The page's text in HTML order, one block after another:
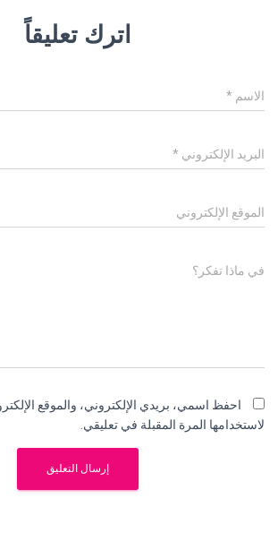
اترك تعليقاً
الاسم *
البريد الإلكتروني *
الموقع الإلكتروني
في ماذا تفكر؟
احفظ اسمي، بريدي الإلكتروني، والموقع
لاستخدامها المرة المقبلة في تعليقي.